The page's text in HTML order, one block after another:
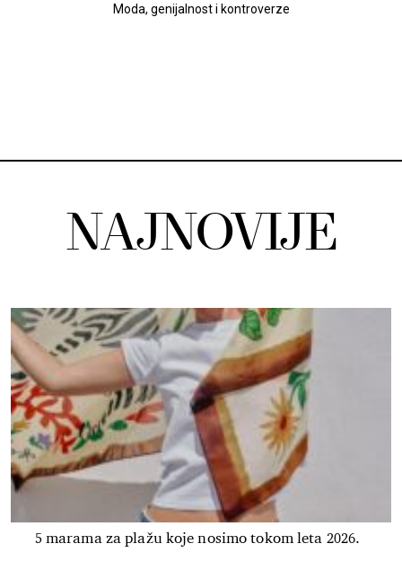
Moda, genijalnost i kontroverze
NAJNOVIJE
5 marama za plažu koje nosimo tokom leta 2026.